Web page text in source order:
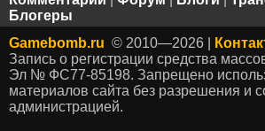
Блогеры
Gamebomb.ru © 2010—2026 |
Запись о регистрации средства
Эл № ФС77-85198. Запрещено
материалов сайта без разрешения и
администрацией.